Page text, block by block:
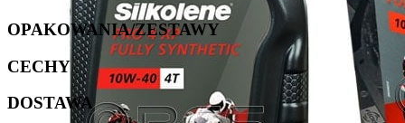
OPAKOWANIA/ZESTAWY
CECHY
DOSTAWA